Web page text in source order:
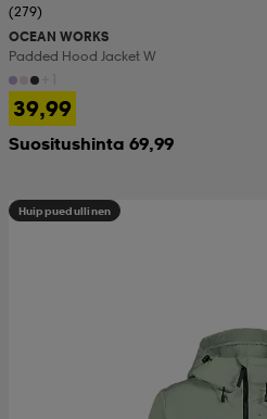
(279)
OCEAN WORKS
Padded Hood Jacket W
39,99
Suositushinta 69,99
Huippuedullinen